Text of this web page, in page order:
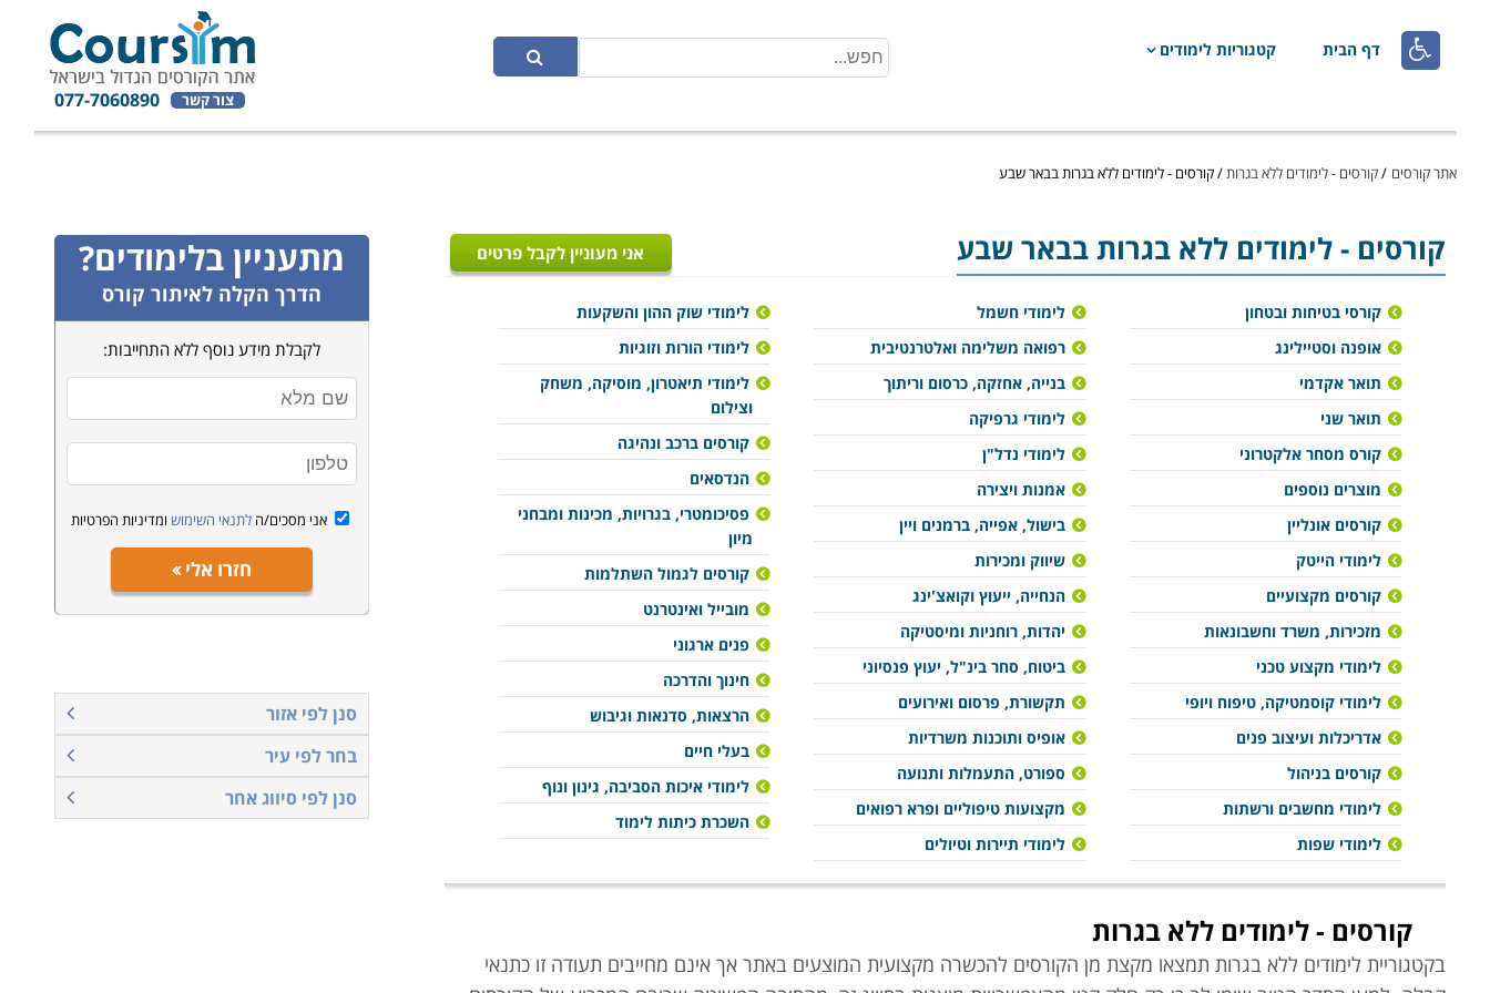
 דף הבית קטגוריות לימודים
צור קשר 077-7060890
אתר קורסים /קורסים - לימודים ללא בגרות/קורסים - לימודים ללא בגרות בבאר שבע
קורסים - לימודים ללא בגרות בבאר שבע אני מעוניין לקבל פרטים
קורסי בטיחות ובטחון
אופנה וסטיילינג
תואר אקדמי
תואר שני
קורס מסחר אלקטרוני
מוצרים נוספים
קורסים אונליין
לימודי הייטק
קורסים מקצועיים
מזכירות, משרד וחשבונאות
לימודי מקצוע טכני
לימודי קוסמטיקה, טיפוח ויופי
אדריכלות ועיצוב פנים
קורסים בניהול
לימודי מחשבים ורשתות
לימודי שפות
לימודי חשמל
רפואה משלימה ואלטרנטיבית
בנייה, אחזקה, כרסום וריתוך
לימודי גרפיקה
לימודי נדל"ן
אמנות ויצירה
בישול, אפייה, ברמנים ויין
שיווק ומכירות
הנחייה, ייעוץ וקואצ'ינג
יהדות, רוחניות ומיסטיקה
ביטוח, סחר בינ"ל, יעוץ פנסיוני
תקשורת, פרסום ואירועים
אופיס ותוכנות משרדיות
ספורט, התעמלות ותנועה
מקצועות טיפוליים ופרא רפואים
לימודי תיירות וטיולים
לימודי שוק ההון והשקעות
לימודי הורות וזוגיות
לימודי תיאטרון, מוסיקה, משחק
וצילום
קורסים ברכב ונהיגה
הנדסאים
פסיכומטרי, בגרויות, מכינות ומבחני
מיון
קורסים לגמול השתלמות
מובייל ואינטרנט
פנים ארגוני
חינוך והדרכה
הרצאות, סדנאות וגיבוש
בעלי חיים
לימודי איכות הסביבה, גינון ונוף
השכרת כיתות לימוד
קורסים - לימודים ללא בגרות
בקטגוריית לימודים ללא בגרות תמצאו מקצת מן הקורסים להכשרה מקצועית המוצעים באתר אך אינם מחייבים תעודה זו כתנאי
מתעניין בלימודים?
הדרך הקלה לאיתור קורס
לקבלת מידע נוסף ללא התחייבות:
אני מסכים/הלתנאי השימוש ומדיניות הפרטיות
חזרו אלי
סנן לפי אזור
בחר לפי עיר
סנן לפי סיווג אחר